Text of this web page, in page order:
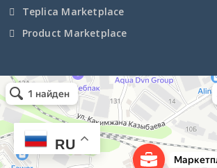
RU
Чеченская Республика
Чукотский АО
Ямало-Ненецкий АО
Ярославская область
Teplica Marketplace
Product Marketplace
Маркетплейс Казахстана
Рекламное агентство в Алматы
Информационное агентство в Алматы